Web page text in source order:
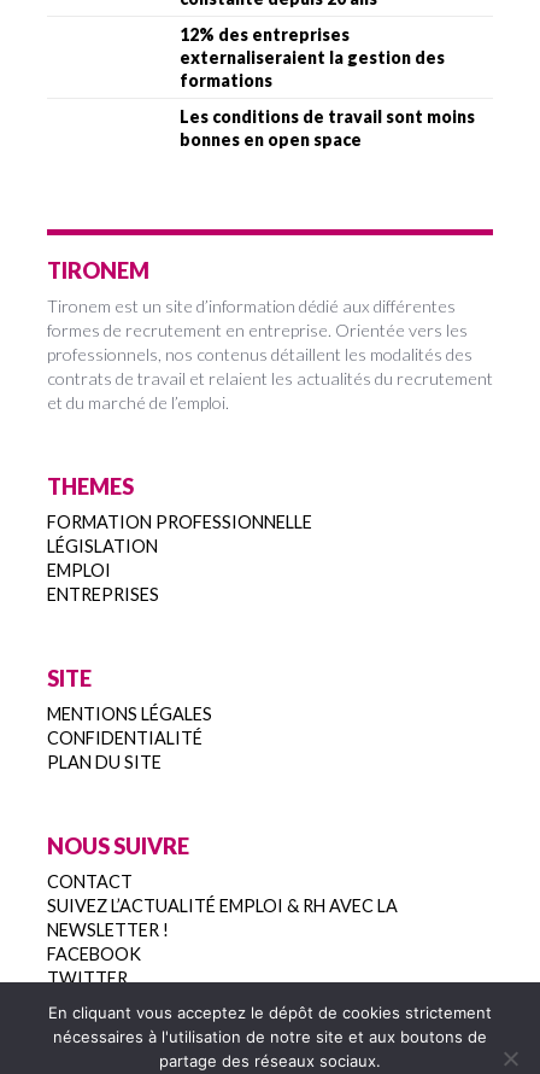
12% des entreprises
externaliseraient la gestion des
formations
Les conditions de travail sont moins
bonnes en open space
TIRONEM
Tironem est un site d’information dédié aux différentes
formes de recrutement en entreprise. Orientée vers les
professionnels, nos contenus détaillent les modalités des
contrats de travail et relaient les actualités du recrutement
et du marché de l’emploi.
THEMES
FORMATION PROFESSIONNELLE
LÉGISLATION
EMPLOI
ENTREPRISES
SITE
MENTIONS LÉGALES
CONFIDENTIALITÉ
PLAN DU SITE
NOUS SUIVRE
CONTACT
SUIVEZ L’ACTUALITÉ EMPLOI & RH AVEC LA
NEWSLETTER !
FACEBOOK
TWITTER
En cliquant vous acceptez le dépôt de cookies strictement
nécessaires à l'utilisation de notre site et aux boutons de
partage des réseaux sociaux.